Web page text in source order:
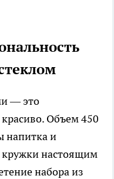
— это
Объем 450
напитка и
настоящим
набора из